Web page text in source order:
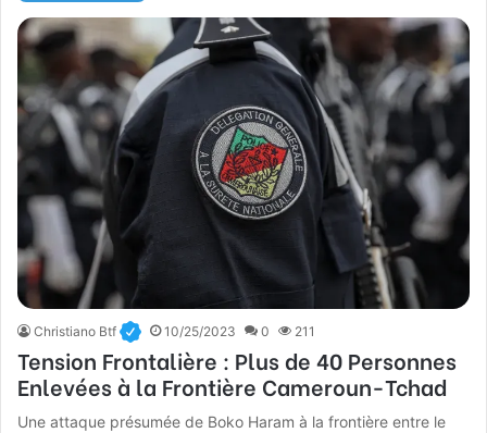
Christiano Btf 10/25/2023 0 211
Tension Frontalière : Plus de 40 Personnes
Enlevées à la Frontière Cameroun-Tchad
Une attaque présumée de Boko Haram à la frontière entre le